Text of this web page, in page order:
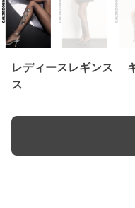
レディースレギンス
ス